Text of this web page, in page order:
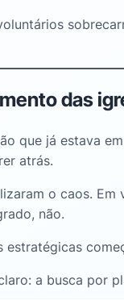
das
que já estava
atrás.
o caos.
não.
estratégicas
a busca por